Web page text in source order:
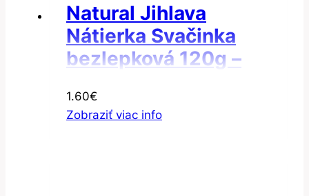
Natural Jihlava
Nátierka Svačinka
bezlepková 120g –
1.60€
Zobraziť viac info